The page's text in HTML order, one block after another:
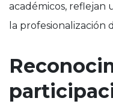
académicos, reflejan
la profesionalización